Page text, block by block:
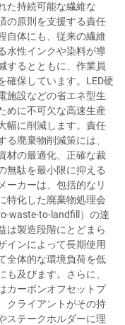
た持続可能な繊維な
の原則を支援する責任
自体にも、従来の繊維
水性インクや染料が導
するとともに、作業員
確保しています。LED硬
施設などの省エネ型生
めに不可欠な高速生産
幅に削減します。責任
廃棄物削減策には、
材の最適化、正確な裁
無駄を最小限に抑える
ーカーは、包括的なリ
特化した廃棄物処理会
waste-to-landfill）の達
は製造段階にとどまら
インによって長期使用
全体的な環境負荷を低
及びます。さらに、
カーボンオフセットプ
クライアントがその持
ステークホルダーに理